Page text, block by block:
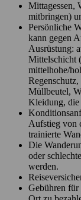
Mittagessen,
mitbringen)
Persönliche
kann gegen
Ausrüstung:
Mittelschicht
mittelhohe/
Müllbeutel,
Kleidung, die
Aufstieg von
trainierte
Die
oder
werden.
Gebühren für